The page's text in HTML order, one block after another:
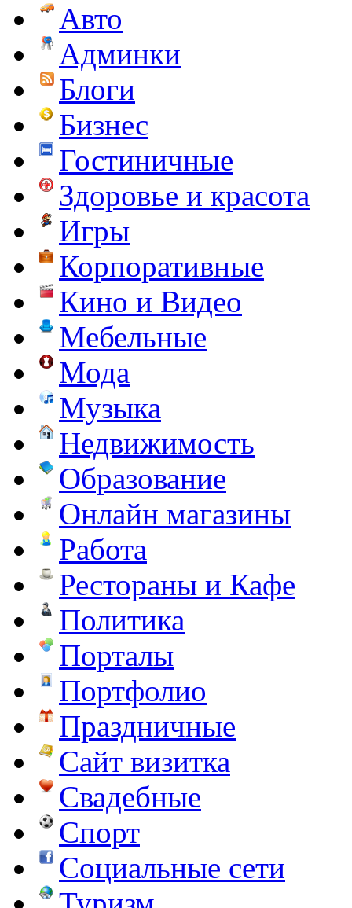
Авто
Админки
Блоги
Бизнес
Гостиничные
Здоровье и красота
Игры
Корпоративные
Кино и Видео
Мебельные
Мода
Музыка
Недвижимость
Образование
Онлайн магазины
Работа
Рестораны и Кафе
Политика
Порталы
Портфолио
Праздничные
Сайт визитка
Свадебные
Спорт
Социальные сети